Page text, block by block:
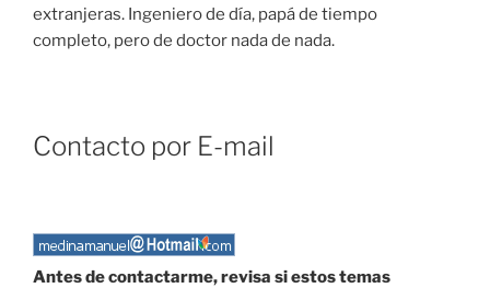
extranjeras. Ingeniero de día, papá de tiempo
completo, pero de doctor nada de nada.
Contacto por E-mail
Antes de contactarme, revisa si estos temas